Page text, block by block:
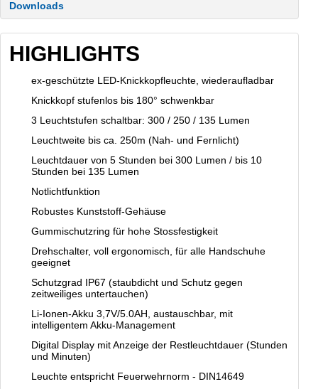
Downloads
HIGHLIGHTS
ex-geschützte LED-Knickkopfleuchte, wiederaufladbar
Knickkopf stufenlos bis 180° schwenkbar
3 Leuchtstufen schaltbar: 300 / 250 / 135 Lumen
Leuchtweite bis ca. 250m (Nah- und Fernlicht)
Leuchtdauer von 5 Stunden bei 300 Lumen / bis 10
Stunden bei 135 Lumen
Notlichtfunktion
Robustes Kunststoff-Gehäuse
Gummischutzring für hohe Stossfestigkeit
Drehschalter, voll ergonomisch, für alle Handschuhe
geeignet
Schutzgrad IP67 (staubdicht und Schutz gegen
zeitweiliges untertauchen)
Li-Ionen-Akku 3,7V/5.0AH, austauschbar, mit
intelligentem Akku-Management
Digital Display mit Anzeige der Restleuchtdauer (Stunden
und Minuten)
Leuchte entspricht Feuerwehrnorm - DIN14649